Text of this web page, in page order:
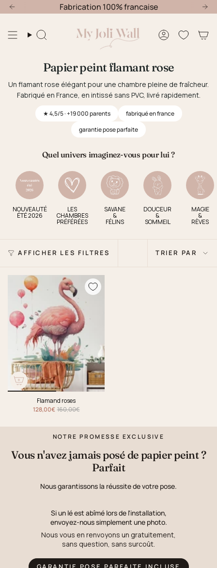
Passer
au
de
: -20% jusqu'au 30 Août Offre nouvelle chambre : -
Fabrication 100% francaise
Recherche Compte
Papier peint flamant rose
Un flamant rose élégant pour une chambre pleine de fraîcheur.
Fabriqué en France, en intissé sans PVC, livré rapidement.
★ 4,5/5 · +19 000 parents
fabriqué en france
garantie pose parfaite
Quel univers imaginez-vous pour lui ?
NOUVEAUTÉ
ÉTÉ 2026
LES
CHAMBRES
PRÉFÉRÉES
SAVANE
&
FÉLINS
DOUCEUR
&
SOMMEIL
MAGIE
&
RÈVES
AFFICHER LES FILTRES
Trier
TRIER PAR
Flamand roses
128,00€ 160,00€
NOTRE PROMESSE EXCLUSIVE
Vous n'avez jamais posé de papier peint ?
Parfait
Nous garantissons la réussite de votre pose.
Si un lé est abîmé lors de l'installation,
envoyez-nous simplement une photo.
Nous vous en renvoyons un gratuitement,
sans question, sans surcoût.